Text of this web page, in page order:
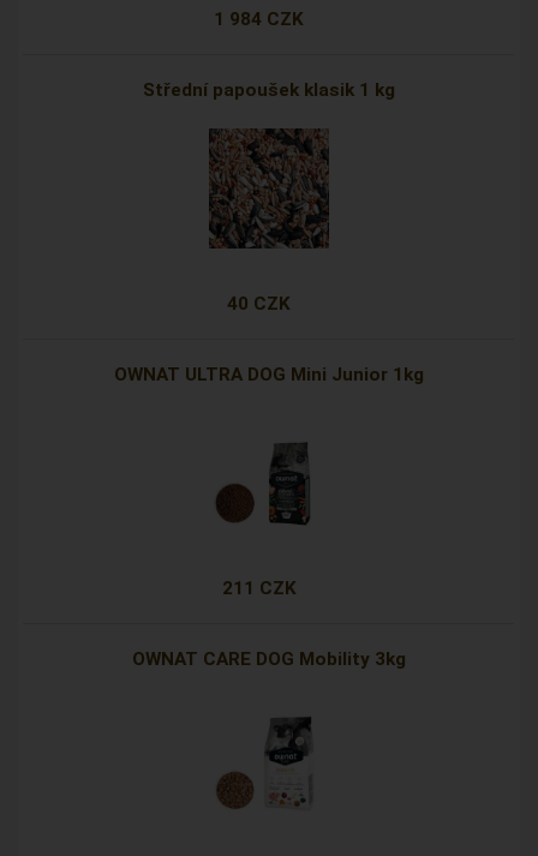
1 984 CZK
Střední papoušek klasik 1 kg
40 CZK
OWNAT ULTRA DOG Mini Junior 1kg
211 CZK
OWNAT CARE DOG Mobility 3kg